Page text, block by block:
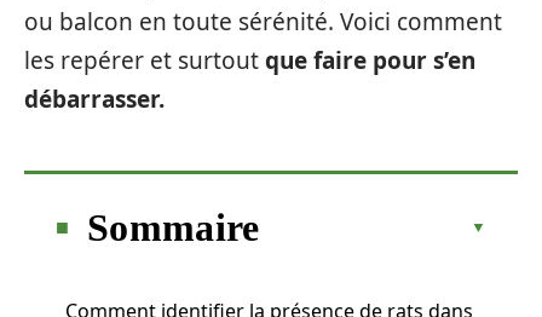
ou balcon en toute sérénité. Voici comment
les repérer et surtoutque faire pour s’en
débarrasser.
Sommaire
Comment identifier la présence de rats dans